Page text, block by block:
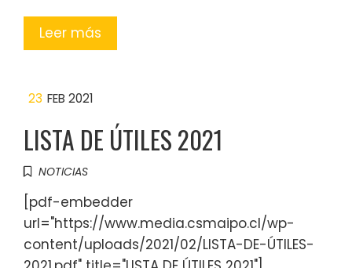
Leer más
23 FEB 2021
LISTA DE ÚTILES 2021
NOTICIAS
[pdf-embedder
url="https://www.media.csmaipo.cl/wp-
content/uploads/2021/02/LISTA-DE-ÚTILES-